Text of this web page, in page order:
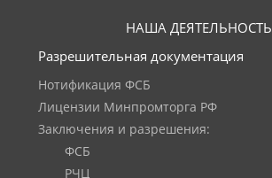
НАША ДЕЯТЕЛЬНОСТЬ
Разрешительная документация
Нотификация ФСБ
Лицензии Минпромторга РФ
Заключения и разрешения:
ФСБ
РЧЦ